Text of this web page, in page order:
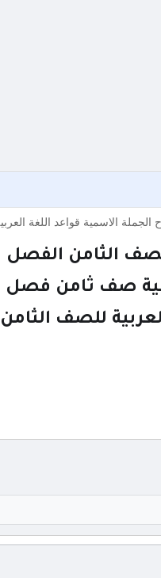
الفصل
صف ثامن فصل ثاني
للصف الثامن